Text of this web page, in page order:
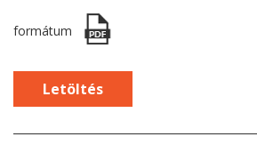
formátum
Letöltés